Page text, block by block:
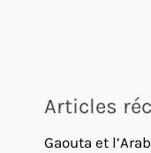
Articles
Gaouta et